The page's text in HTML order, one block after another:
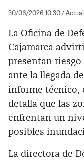
30/06/2026 10:30/
La Oficina de
Cajamarca
presentan
ante la llegada
informe técnico,
detalla que las
enfrentan un
posibles
La directora de